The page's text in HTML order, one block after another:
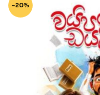
-20%